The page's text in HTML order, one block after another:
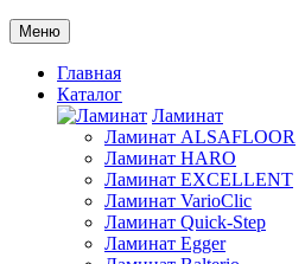
Меню
Главная
Каталог
Ламинат
Ламинат ALSAFLOOR
Ламинат HARO
Ламинат EXCELLENT
Ламинат VarioClic
Ламинат Quick-Step
Ламинат Egger